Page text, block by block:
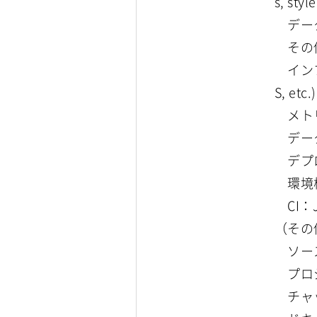
デー
その
イン
S, etc.)
メト
デー
デプ
環境
CI：
（そ
ソー
プロ
チャ